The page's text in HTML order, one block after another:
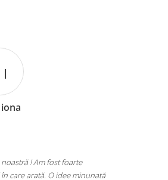
perfect pentru nașii noștri! Tabloul
este foarte bine realizat și a fost primit cu